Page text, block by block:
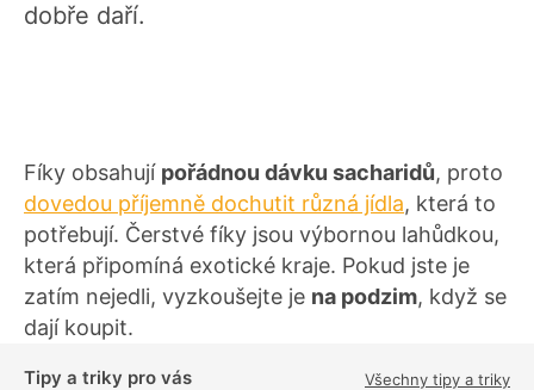
dobře daří.
Fíky obsahují pořádnou dávku sacharidů, proto
dovedou příjemně dochutit různá jídla, která to
potřebují. Čerstvé fíky jsou výbornou lahůdkou,
která připomíná exotické kraje. Pokud jste je
zatím nejedli, vyzkoušejte je na podzim, když se
dají koupit.
Tipy a triky pro vás Všechny tipy a triky